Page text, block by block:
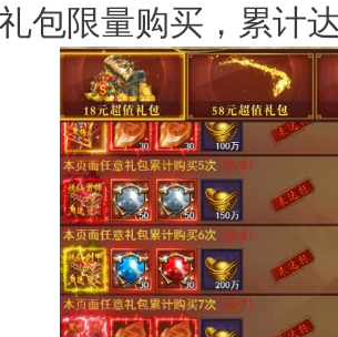
限量购买，累计达